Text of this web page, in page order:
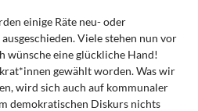
einige Räte neu- oder
Viele stehen nun vor
wünsche eine glückliche Hand!
gewählt worden. Was wir
wird sich auch auf kommunaler
demokratischen Diskurs nichts